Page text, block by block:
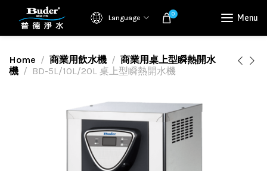
Language 0 Menu
Home 商業用飲水機
商業用桌上型瞬熱開水
機
BD-5L/10L/20L 桌上型瞬熱開水機